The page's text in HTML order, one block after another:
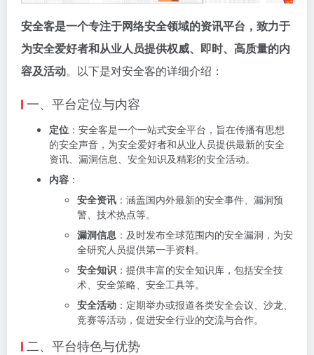
安全客是一个专注于网络安全领域的资讯平台，致力于
为安全爱好者和从业人员提供权威、即时、高质量的内
容及活动。以下是对安全客的详细介绍：
一、平台定位与内容
定位 ：安全客是一个一站式安全平台，旨在传播有思想
的安全声音，为安全爱好者和从业人员提供最新的安全
资讯、漏洞信息、安全知识及精彩的安全活动。
内容 ：
安全资讯 ：涵盖国内外最新的安全事件、漏洞预
警、技术热点等。
漏洞信息 ：及时发布全球范围内的安全漏洞，为安
全研究人员提供第一手资料。
安全知识 ：提供丰富的安全知识库，包括安全技
术、安全策略、安全工具等。
安全活动 ：定期举办或报道各类安全会议、沙龙、
竞赛等活动，促进安全行业的交流与合作。
二、平台特色与优势